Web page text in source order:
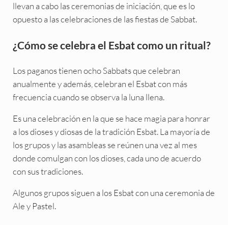
llevan a cabo las ceremonias de iniciación, que es lo
opuesto a las celebraciones de las fiestas de Sabbat.
¿Cómo se celebra el Esbat como un ritual?
Los paganos tienen ocho Sabbats que celebran
anualmente y además, celebran el Esbat con más
frecuencia cuando se observa la luna llena.
Es una celebración en la que se hace magia para honrar
a los dioses y diosas de la tradición Esbat. La mayoría de
los grupos y las asambleas se reúnen una vez al mes
donde comulgan con los dioses, cada uno de acuerdo
con sus tradiciones.
Algunos grupos siguen a los Esbat con una ceremonia de
Ale y Pastel.